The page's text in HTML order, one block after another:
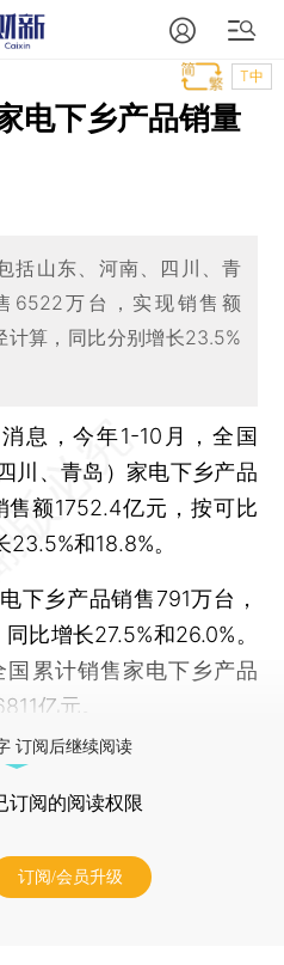
T中
电下乡产品销量
括山东、河南、四川、青
6522万台，实现销售额
计算，同比分别增长23.5%
，今年1-10月，全国
川、青岛）家电下乡产品
额1752.4亿元，按可比
和18.8%。
乡产品销售791万台，
比增长27.5%和26.0%。
累计销售家电下乡产品
亿元。
订阅后继续阅读
订阅的阅读权限
订阅/会员升级